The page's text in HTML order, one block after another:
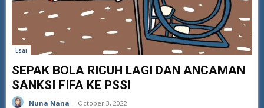
Esai
SEPAK BOLA RICUH LAGI DAN ANCAMAN
SANKSI FIFA KE PSSI
Nuna Nana - October 3, 2022